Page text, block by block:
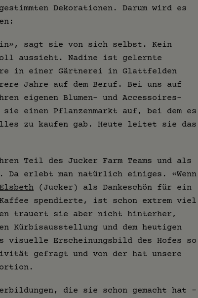
Dekorationen. Darum wird es
sagt sie von sich selbst. Kein
aussieht. Nadine ist gelernte
in einer Gärtnerei in Glattfelden
Jahre auf dem Beruf. Bei uns auf
eigenen Blumen- und Accessoires-
sie einen Pflanzenmarkt auf, bei dem es
zu kaufen gab. Heute leitet sie das
Teil des Jucker Farm Teams und als
Da erlebt man natürlich einiges. «Wenn
(Jucker) als Dankeschön für ein
spendierte, ist schon extrem viel
trauert sie aber nicht hinterher,
Kürbisausstellung und dem heutigen
Erscheinungsbild des Hofes so
gefragt und von der hat unsere
die sie schon gemacht hat –